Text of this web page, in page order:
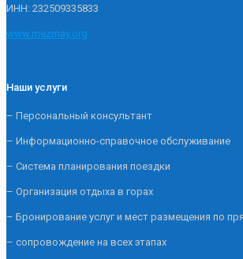
ИНН: 232509335833
www.mezmay.org
Наши услуги
– Персональный консультант
– Информационно-справочное обслуживание
– Система планирования поездки
– Организация отдыха в горах
– Бронирование услуг и мест размещения по
– сопровождение на всех этапах